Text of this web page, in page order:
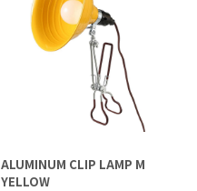
ALUMINUM CLIP LAMP M
YELLOW